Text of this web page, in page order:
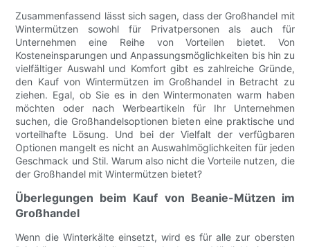
Zusammenfassend lässt sich sagen, dass der Großhandel mit
Wintermützen sowohl für Privatpersonen als auch für
Unternehmen eine Reihe von Vorteilen bietet. Von
Kosteneinsparungen und Anpassungsmöglichkeiten bis hin zu
vielfältiger Auswahl und Komfort gibt es zahlreiche Gründe,
den Kauf von Wintermützen im Großhandel in Betracht zu
ziehen. Egal, ob Sie es in den Wintermonaten warm haben
möchten oder nach Werbeartikeln für Ihr Unternehmen
suchen, die Großhandelsoptionen bieten eine praktische und
vorteilhafte Lösung. Und bei der Vielfalt der verfügbaren
Optionen mangelt es nicht an Auswahlmöglichkeiten für jeden
Geschmack und Stil. Warum also nicht die Vorteile nutzen, die
der Großhandel mit Wintermützen bietet?
Überlegungen beim Kauf von Beanie-Mützen im
Großhandel
Wenn die Winterkälte einsetzt, wird es für alle zur obersten